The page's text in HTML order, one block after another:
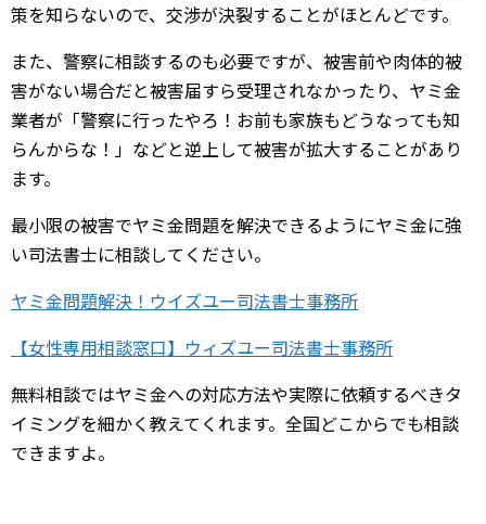
策を知らないので、交渉が決裂することがほとんどです。
また、警察に相談するのも必要ですが、被害前や肉体的被
害がない場合だと被害届すら受理されなかったり、ヤミ金
業者が「警察に行ったやろ！お前も家族もどうなっても知
らんからな！」などと逆上して被害が拡大することがあり
ます。
最小限の被害でヤミ金問題を解決できるようにヤミ金に強
い司法書士に相談してください。
ヤミ金問題解決！ウイズユー司法書士事務所
【女性専用相談窓口】ウィズユー司法書士事務所
無料相談ではヤミ金への対応方法や実際に依頼するべきタ
イミングを細かく教えてくれます。全国どこからでも相談
できますよ。